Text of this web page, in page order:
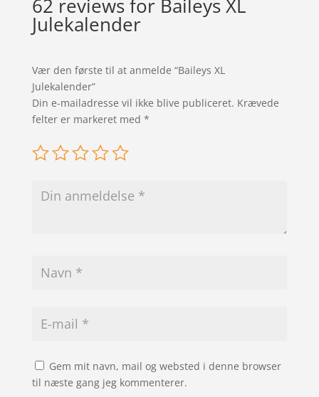
62 reviews for Baileys XL
Julekalender
Vær den første til at anmelde “Baileys XL
Julekalender”
Din e-mailadresse vil ikke blive publiceret. Krævede
felter er markeret med *
Gem mit navn, mail og websted i denne browser
til næste gang jeg kommenterer.